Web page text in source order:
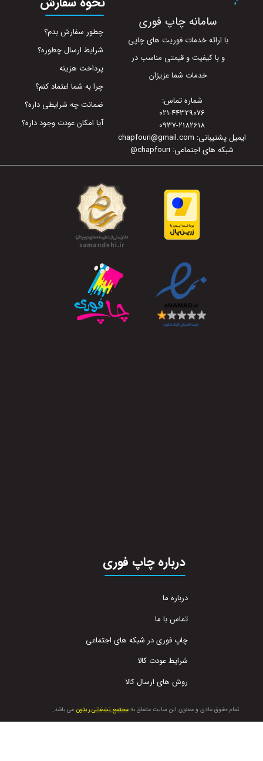
سامانه چاپ فوری
با ارائه خدمات فوریت های چاپی
و با کیفیت و قیمتی مناسب در
خدمات شما عزیزان
شماره تماس:
021-44329076
0937-2182618
ایمیل پشتیبانی: chapfouri@gmail.com
شبکه های اجتماعی: chapfouri
@
چطور سفارش بدم؟
شرایط ارسال چطوره؟
پرداخت هزینه
چرا به شما اعتماد کنم؟
ضمانت چه شرایطی داره؟
آیا امکان عودت وجود داره؟
تمام حقوق مادی و معنوی این سایت متعلق به مجتمع تبلیغاتی ریتون می باشد.
درباره چاپ فوری
درباره ما
تماس با ما
چاپ فوری در شبکه های اجتماعی
شرایط عودت کالا
روش های ارسال کالا